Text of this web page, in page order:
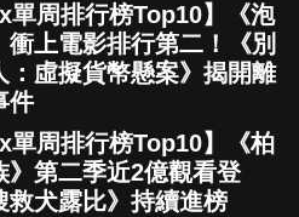
單周排行榜Top10】《泡
衝上電影排行第二！《別
：虛擬貨幣懸案》揭開離
件
單周排行榜Top10】《柏
》第二季近2億觀看登
救犬露比》持續進榜